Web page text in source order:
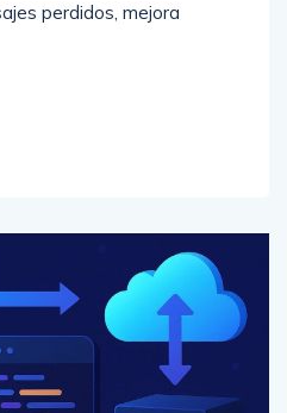
perdidos, mejora